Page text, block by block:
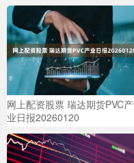
网上配资股票 瑞达期货PVC产
业日报20260120